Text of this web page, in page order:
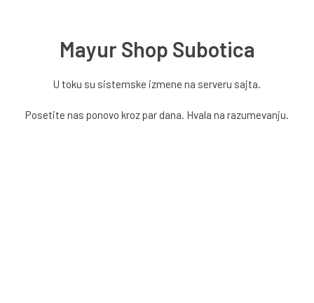
Mayur Shop Subotica
U toku su sistemske izmene na serveru sajta.
Posetite nas ponovo kroz par dana. Hvala na razumevanju.